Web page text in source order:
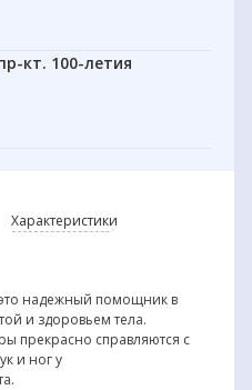
Характеристики
надежный помощник в
и здоровьем тела.
прекрасно справляются с
и ног у
кт. 100-летия